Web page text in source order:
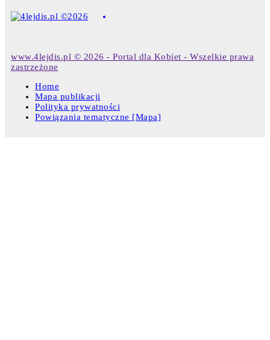
www.4lejdis.pl © 2026 - Portal dla Kobiet - Wszelkie prawa
zastrzeżone
Home
Mapa publikacji
Polityka prywatności
Powiązania tematyczne [Mapa]